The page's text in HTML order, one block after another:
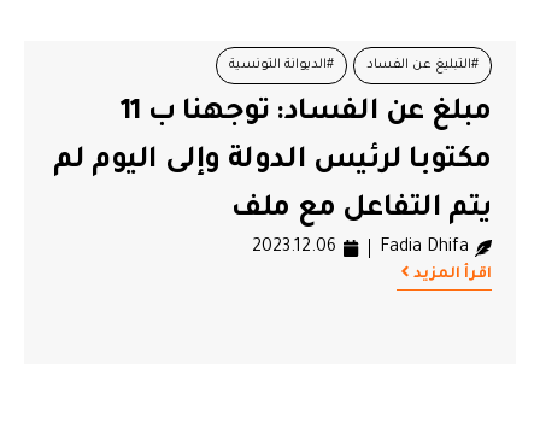
#التبليغ عن الفساد #الديوانة التونسية
#النقابة الوطنية للصحفيين التونسيين #مبلغ عن الفسادمبلغ عن الفساد: توجهنا ب 11
مكتوبا لرئيس الدولة وإلى اليوم لم
يتم التفاعل مع ملف
Fadia Dhifa
2023.12.06
اقرأ المزيد